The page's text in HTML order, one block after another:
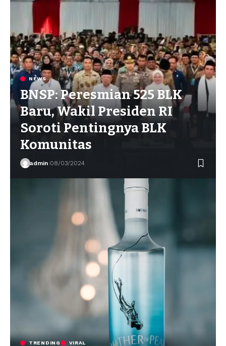
NEWS
BNSP: Peresmian 525 BLK
Baru, Wakil Presiden RI
Soroti Pentingnya BLK
Komunitas
admin 08/03/2024
TRENDING VIRAL